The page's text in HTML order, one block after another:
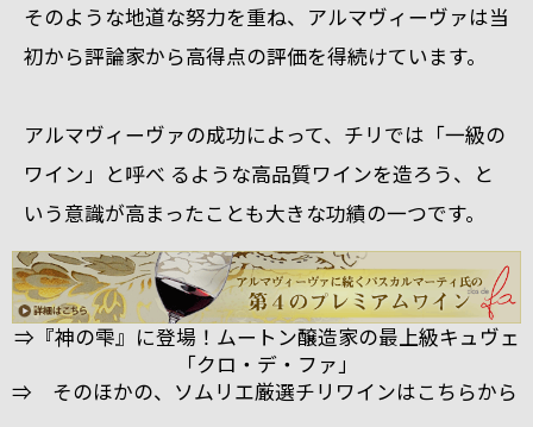
そのような地道な努力を重ね、アルマヴィーヴァは当
初から評論家から高得点の評価を得続けています。
アルマヴィーヴァの成功によって、チリでは「一級の
ワイン」と呼べ るような高品質ワインを造ろう、と
いう意識が高まったことも大きな功績の一つです。
⇒『神の雫』に登場！ムートン醸造家の最上級キュヴェ
「クロ・デ・ファ」
⇒ そのほかの、ソムリエ厳選チリワインはこちらから